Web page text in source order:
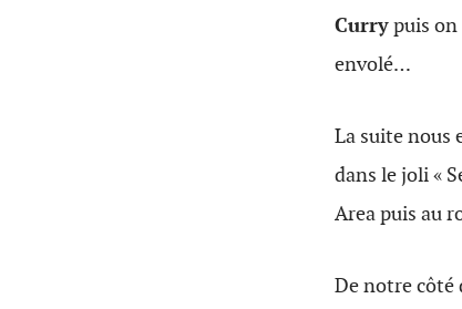
Currypuis on
envolé…
La suite nous
dans le joli «
Area puis au
De notre côté